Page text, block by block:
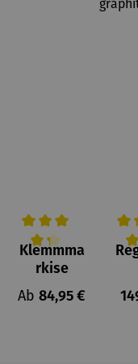
Bewertung von 4
Durchschnittliche
Klemmma
rkise
Regulärer Preis:
Ab 84,95 €
et